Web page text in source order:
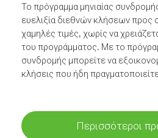
Το πρόγραμμα μηνιαίας
ευελιξία διεθνών κλήσεων προς
χαμηλές τιμές, χωρίς να
του προγράμματος. Με το
συνδρομής μπορείτε να
κλήσεις που ήδη
Περισσότεροι